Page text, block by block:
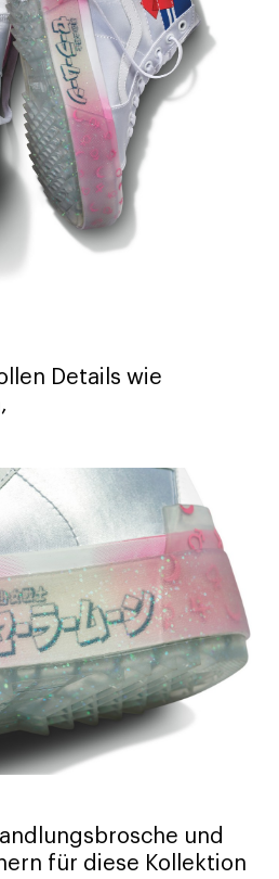
Details wie
und
für diese Kollektion